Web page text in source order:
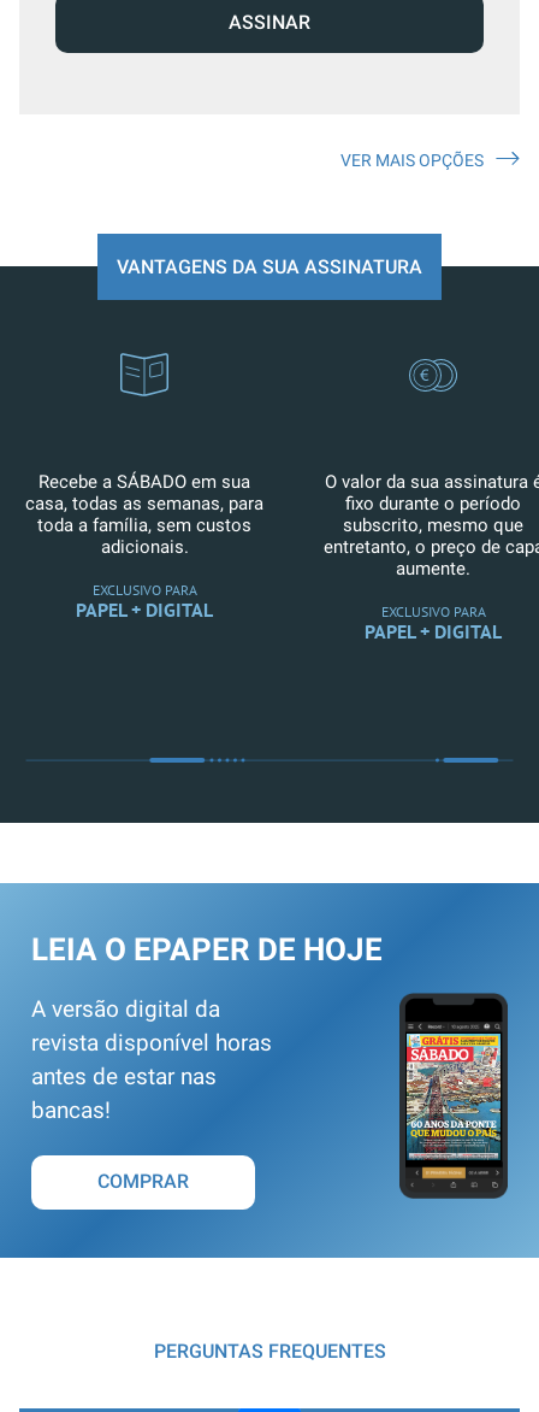
ASSINAR
VER MAIS OPÇÕES
VANTAGENS DA SUA ASSINATURA
Recebe a SÁBADO em sua
casa, todas as semanas, para
toda a família, sem custos
adicionais.
EXCLUSIVO PARA
PAPEL + DIGITAL
O valor da sua assinatura
fixo durante o período
subscrito, mesmo que
entretanto, o preço de
aumente.
EXCLUSIVO PARA
PAPEL + DIGITAL
LEIA O EPAPER DE HOJE
A versão digital da
revista disponível horas
antes de estar nas
bancas!
COMPRAR
PERGUNTAS FREQUENTES